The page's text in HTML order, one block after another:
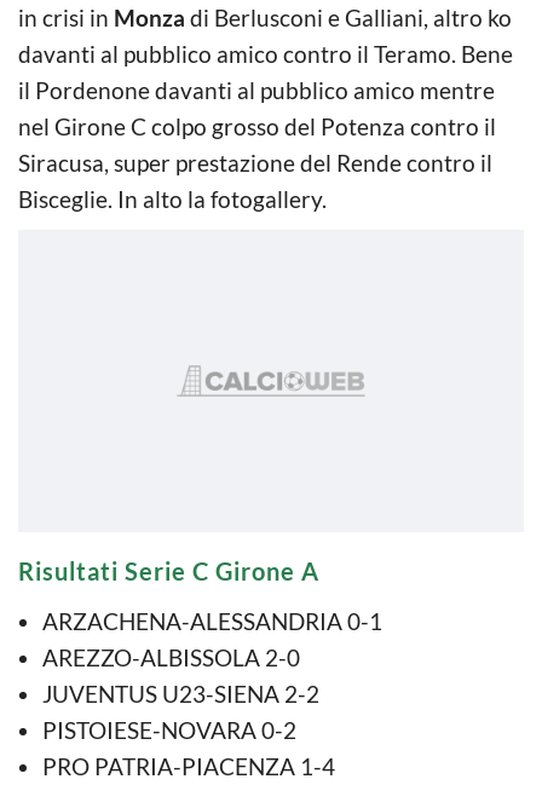
in crisi in Monza di Berlusconi e Galliani, altro ko
davanti al pubblico amico contro il Teramo. Bene
il Pordenone davanti al pubblico amico mentre
nel Girone C colpo grosso del Potenza contro il
Siracusa, super prestazione del Rende contro il
Bisceglie. In alto la fotogallery.
Risultati Serie C Girone A
ARZACHENA-ALESSANDRIA 0-1
AREZZO-ALBISSOLA 2-0
JUVENTUS U23-SIENA 2-2
PISTOIESE-NOVARA 0-2
PRO PATRIA-PIACENZA 1-4